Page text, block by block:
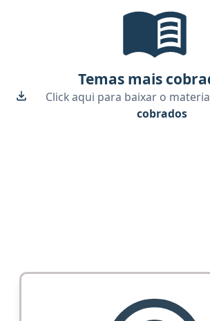
Temas mais
Click aqui para baixar o
cobrados